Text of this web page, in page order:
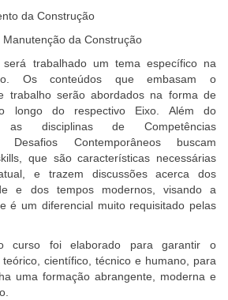
da Construção
da Construção
trabalhado um tema específico na
Os conteúdos que embasam o
trabalho serão abordados na forma de
longo do respectivo Eixo. Além do
as disciplinas de Competências
Desafios Contemporâneos buscam
que são características necessárias
e trazem discussões acerca dos
e dos tempos modernos, visando a
é um diferencial muito requisitado pelas
curso foi elaborado para garantir o
científico, técnico e humano, para
uma formação abrangente, moderna e